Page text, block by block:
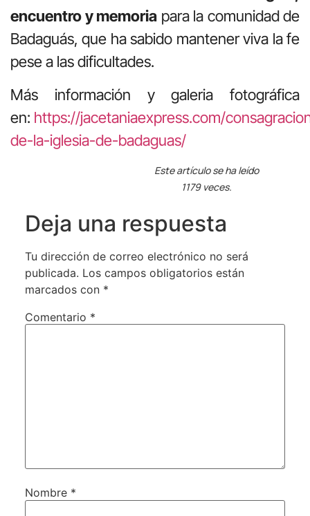
encuentro y memoria para la comunidad de
Badaguás, que ha sabido mantener viva la fe
pese a las dificultades.
Más información y galeria fotográfica
en: https://jacetaniaexpress.com/
de-la-iglesia-de-badaguas/
Este artículo se ha leído
1179 veces.
Deja una respuesta
Tu dirección de correo electrónico no será
publicada. Los campos obligatorios están
marcados con *
Comentario *
Nombre *